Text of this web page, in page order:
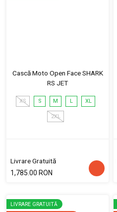
Cască Moto Open Face SHARK
RS JET
XS S M L XL
2XL
Livrare Gratuită
1,785.00 RON
LIVRARE GRATUITĂ